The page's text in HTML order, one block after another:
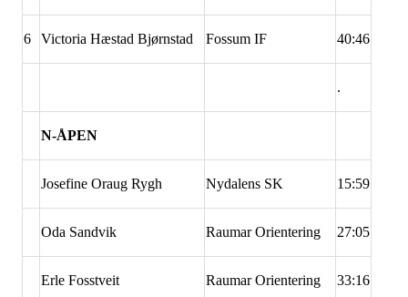
6 Victoria Hæstad Bjørnstad Fossum IF 40:46
.
N-ÅPEN
Josefine Oraug Rygh Nydalens SK 15:59
Oda Sandvik Raumar Orientering 27:05
Erle Fosstveit Raumar Orientering 33:16